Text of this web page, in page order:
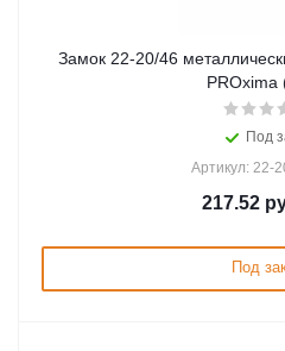
Замок 22-20/46
PROxima
Под
Артикул: 22-
217.52
Под